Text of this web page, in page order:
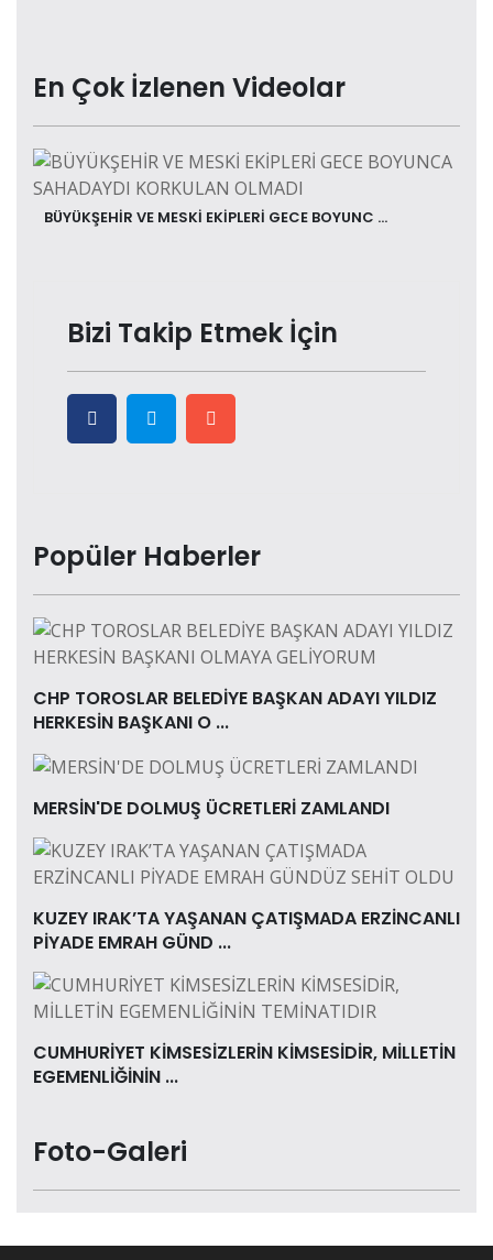
En Çok İzlenen Videolar
BÜYÜKŞEHİR VE MESKİ EKİPLERİ GECE BOYUNC ...
Bizi Takip Etmek İçin
Popüler Haberler
CHP TOROSLAR BELEDİYE BAŞKAN ADAYI YILDIZ
HERKESİN BAŞKANI O ...
MERSİN'DE DOLMUŞ ÜCRETLERİ ZAMLANDI
KUZEY IRAK’TA YAŞANAN ÇATIŞMADA ERZİNCANLI
PİYADE EMRAH GÜND ...
CUMHURİYET KİMSESİZLERİN KİMSESİDİR, MİLLETİN
EGEMENLİĞİNİN ...
Foto-Galeri